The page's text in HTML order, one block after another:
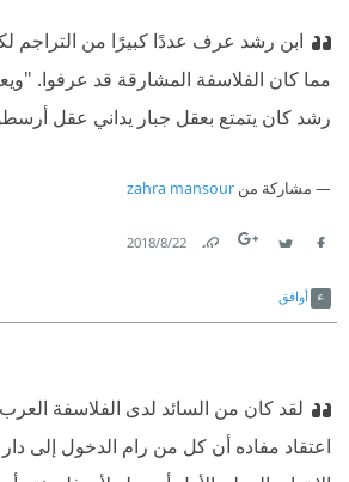
ابن رشد عرف عددًا كبيرًا من التراجم
مما كان الفلاسفة المشارقة قد عرفوا.
رشد كان يتمتع بعقل جبار يداني عقل
مشاركة من zahra mansour
22‏/8‏/2018
أوافق
لقد كان من السائد لدى الفلاسفة
اعتقاد مفاده أن كل من رام الدخول إلى